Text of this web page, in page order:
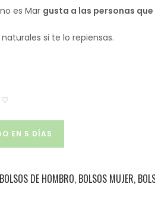
es Mar gusta a las personas
si te lo repiensas.
♡
EN 5 DÍAS
BOLSOS DE HOMBRO, BOLSOS MUJER,